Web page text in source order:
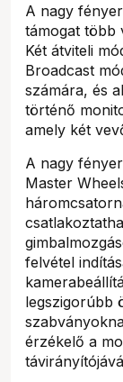
A nagy
támogat több
Két átviteli
Broadcast
számára, és
történő
amely két
A nagy
Master
felvétel
legszigorúbb
érzékelő a